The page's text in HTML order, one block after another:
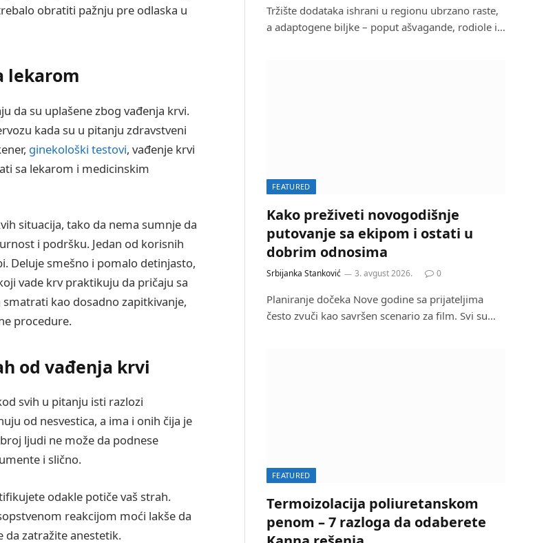
obratiti pažnju pre odlaska u
lekarom
da su uplašene zbog vađenja krvi.
kada su u pitanju zdravstveni
ginekološki testovi, vađenje krvi
sa lekarom i medicinskim
situacija, tako da nema sumnje da
i podršku. Jedan od korisnih
Deluje smešno i pomalo detinjasto,
vade krv praktikuju da pričaju sa
kao dosadno zapitkivanje,
procedure.
od vađenja krvi
svih u pitanju isti razlozi
od nesvestica, a ima i onih čija je
ljudi ne može da podnese
i slično.
odakle potiče vaš strah.
reakcijom moći lakše da
da zatražite anestetik.
Tržište dodataka ishrani u regionu ubrzano raste,
a adaptogene biljke – poput ašvagande, rodiole i…
FEATURED
Kako preživeti novogodišnje
putovanje sa ekipom i ostati u
dobrim odnosima
Srbijanka Stanković 3. avgust 2026. 0
Planiranje dočeka Nove godine sa prijateljima
često zvuči kao savršen scenario za film. Svi su…
FEATURED
Termoizolacija poliuretanskom
penom – 7 razloga da odaberete